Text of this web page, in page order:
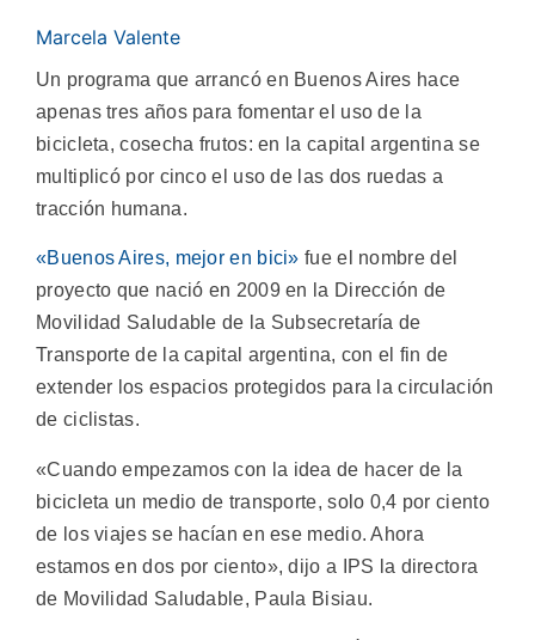
Marcela Valente
Un programa que arrancó en Buenos Aires hace
apenas tres años para fomentar el uso de la
bicicleta, cosecha frutos: en la capital argentina se
multiplicó por cinco el uso de las dos ruedas a
tracción humana.
«Buenos Aires, mejor en bici» fue el nombre del
proyecto que nació en 2009 en la Dirección de
Movilidad Saludable de la Subsecretaría de
Transporte de la capital argentina, con el fin de
extender los espacios protegidos para la circulación
de ciclistas.
«Cuando empezamos con la idea de hacer de la
bicicleta un medio de transporte, solo 0,4 por ciento
de los viajes se hacían en ese medio. Ahora
estamos en dos por ciento», dijo a IPS la directora
de Movilidad Saludable, Paula Bisiau.